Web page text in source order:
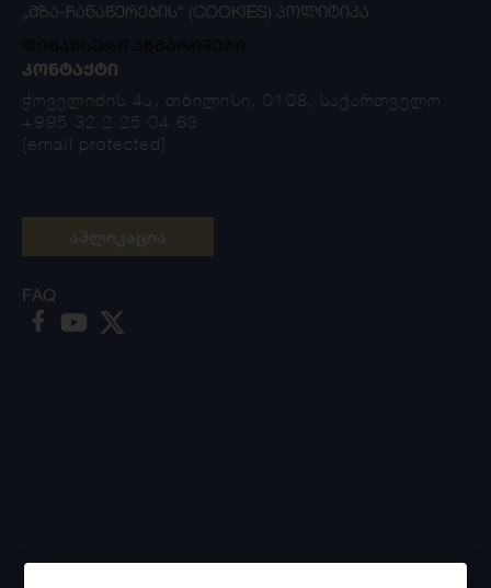
„ᲛᲖᲐ-ᲩᲐᲜᲐᲬᲔᲠᲔᲑᲘᲡ“ (COOKIES) ᲞᲝᲚᲘᲢᲘᲙᲐ
ᲙᲝᲜᲢᲐᲥᲢᲘ
ჭოველიძის 4ა, თბილისი, 0108, საქართველო
+995 32 2 25 04 63
[email protected]
FAQ